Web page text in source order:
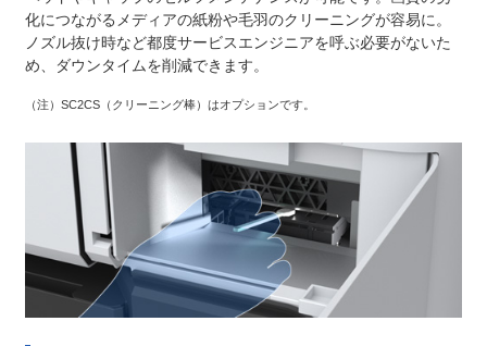
化につながるメディアの紙粉や毛羽のクリーニングが容易に。
ノズル抜け時など都度サービスエンジニアを呼ぶ必要がないた
め、ダウンタイムを削減できます。
（注） SC2CS（クリーニング棒）はオプションです。